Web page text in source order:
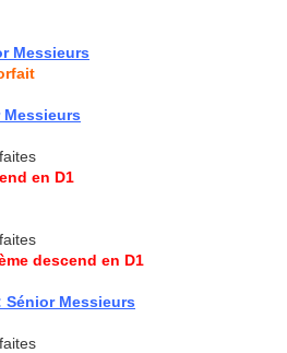
Messieurs
en D1
descend en D1
Sénior Messieurs